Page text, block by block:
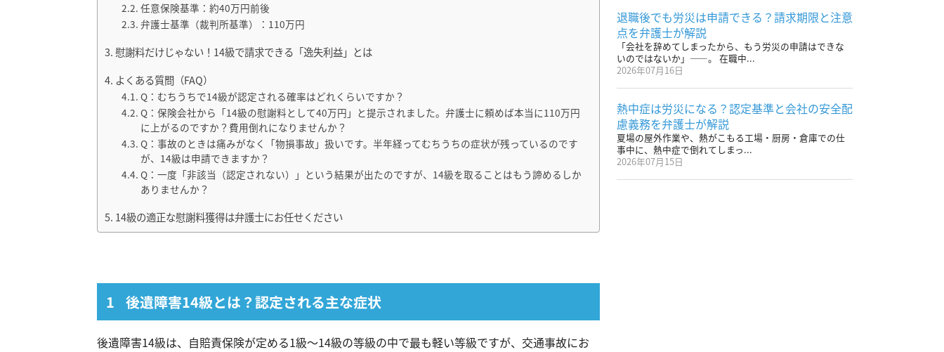
任意保険基準：約40万円前後
弁護士基準（裁判所基準）：110万円
慰謝料だけじゃない！14級で請求できる「逸失利益」とは
よくある質問（FAQ）
Q：むちうちで14級が認定される確率はどれくらいですか？
Q：保険会社から「14級の慰謝料として40万円」と提示されました。弁護士に頼めば本当に110万円
に上がるのですか？費用倒れになりませんか？
Q：事故のときは痛みがなく「物損事故」扱いです。半年経ってむちうちの症状が残っているのです
が、14級は申請できますか？
Q：一度「非該当（認定されない）」という結果が出たのですが、14級を取ることはもう諦めるしか
ありませんか？
14級の適正な慰謝料獲得は弁護士にお任せください
後遺障害14級とは？認定される主な症状
後遺障害14級は、自賠責保険が定める1級〜14級の等級の中で最も軽い等級ですが、交通事故にお
退職後でも労災は申請できる？請求期限と注意
点を弁護士が解説
「会社を辞めてしまったから、もう労災の申請はできな
いのではないか」——。 在職中...
2026年07月16日
熱中症は労災になる？認定基準と会社の安全配
慮義務を弁護士が解説
夏場の屋外作業や、熱がこもる工場・厨房・倉庫での仕
事中に、熱中症で倒れてしまっ...
2026年07月15日